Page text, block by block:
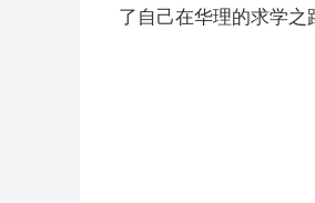
了自己在华理的求学之